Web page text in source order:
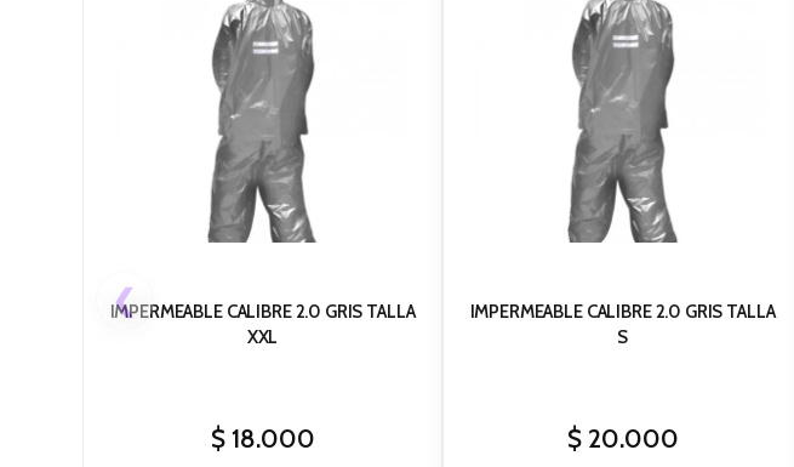
IMPERMEABLE CALIBRE 2.0 GRIS TALLA
XXL
$18.000
IMPERMEABLE CALIBRE 2.0 GRIS TALLA
S
$20.000
❮